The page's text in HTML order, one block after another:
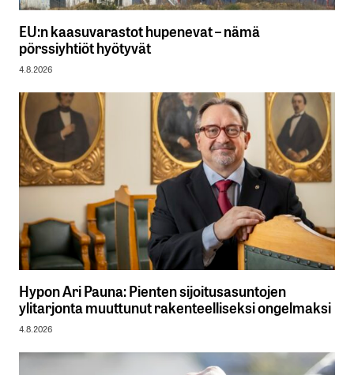
EU:n kaasuvarastot hupenevat – nämä
pörssiyhtiöt hyötyvät
4.8.2026
Hypon Ari Pauna: Pienten sijoitusasuntojen
ylitarjonta muuttunut rakenteelliseksi ongelmaksi
4.8.2026